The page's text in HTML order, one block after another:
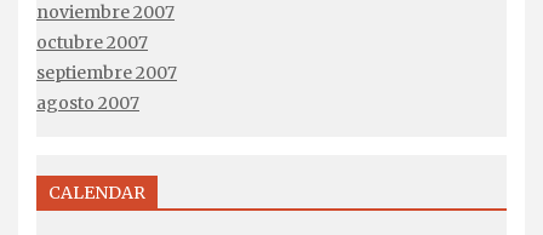
noviembre 2007
octubre 2007
septiembre 2007
agosto 2007
CALENDAR